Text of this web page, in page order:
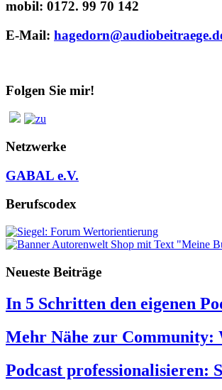
mobil: 0172. 99 70 142
E-Mail:
Folgen Sie mir!
Netzwerke
GABAL e.V.
Berufscodex
Neueste Beiträge
In 5 Schritten den eigenen
Mehr Nähe zur Community:
Podcast